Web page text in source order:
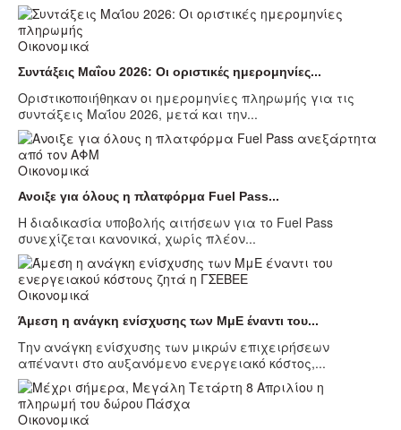
Οικονομικά
Συντάξεις Μαΐου 2026: Οι οριστικές ημερομηνίες...
Οριστικοποιήθηκαν οι ημερομηνίες πληρωμής για τις
συντάξεις Μαΐου 2026, μετά και την...
Οικονομικά
Ανοιξε για όλους η πλατφόρμα Fuel Pass...
Η διαδικασία υποβολής αιτήσεων για το Fuel Pass
συνεχίζεται κανονικά, χωρίς πλέον...
Οικονομικά
Άμεση η ανάγκη ενίσχυσης των ΜμΕ έναντι του...
Tην ανάγκη ενίσχυσης των μικρών επιχειρήσεων
απέναντι στο αυξανόμενο ενεργειακό κόστος,...
Οικονομικά